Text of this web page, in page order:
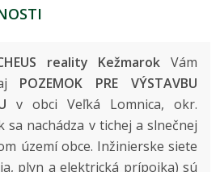
reality Kežmarok Vám
POZEMOK PRE VÝSTAVBU
v obci Veľká Lomnica, okr.
sa nachádza v tichej a slnečnej
území obce. Inžinierske siete
plyn a elektrická prípojka) sú